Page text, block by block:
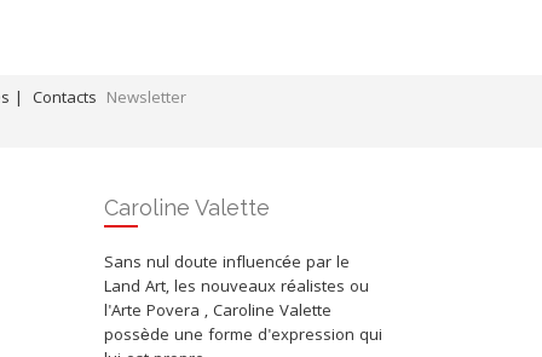
| Contacts Newsletter
Caroline Valette
Sans nul doute influencée par le
Land Art, les nouveaux réalistes ou
l'Arte Povera , Caroline Valette
possède une forme d'expression qui